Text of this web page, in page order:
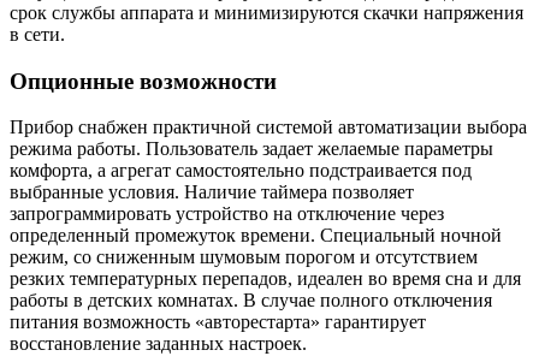
срок службы аппарата и минимизируются скачки напряжения
в сети.
Опционные возможности
Прибор снабжен практичной системой автоматизации выбора
режима работы. Пользователь задает желаемые параметры
комфорта, а агрегат самостоятельно подстраивается под
выбранные условия. Наличие таймера позволяет
запрограммировать устройство на отключение через
определенный промежуток времени. Специальный ночной
режим, со сниженным шумовым порогом и отсутствием
резких температурных перепадов, идеален во время сна и для
работы в детских комнатах. В случае полного отключения
питания возможность «авторестарта» гарантирует
восстановление заданных настроек.